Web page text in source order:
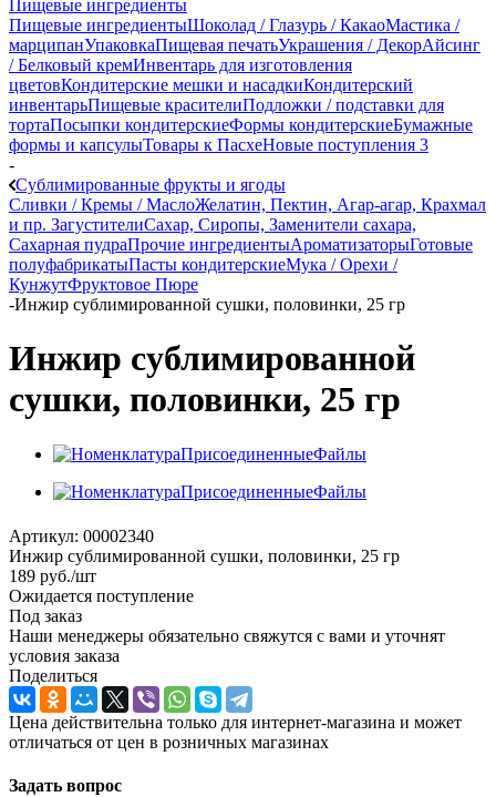
Пищевые ингредиенты
Пищевые ингредиентыШоколад / Глазурь / КакаоМастика /
марципанУпаковкаПищевая печатьУкрашения / ДекорАйсинг
/ Белковый кремИнвентарь для изготовления
цветовКондитерские мешки и насадкиКондитерский
инвентарьПищевые красителиПодложки / подставки для
тортаПосыпки кондитерскиеФормы кондитерскиеБумажные
формы и капсулыТовары к ПасхеНовые поступления 3
-
Сублимированные фрукты и ягоды
Сливки / Кремы / МаслоЖелатин, Пектин, Агар-агар, Крахмал
и пр. ЗагустителиСахар, Сиропы, Заменители сахара,
Сахарная пудраПрочие ингредиентыАроматизаторыГотовые
полуфабрикатыПасты кондитерскиеМука / Орехи /
КунжутФруктовое Пюре
-Инжир сублимированной сушки, половинки, 25 гр
Инжир сублимированной
сушки, половинки, 25 гр
Артикул: 00002340
Инжир сублимированной сушки, половинки, 25 гр
189 руб./шт
Ожидается поступление
Под заказ
Наши менеджеры обязательно свяжутся с вами и уточнят
условия заказа
Поделиться
Цена действительна только для интернет-магазина и может
отличаться от цен в розничных магазинах
Задать вопрос